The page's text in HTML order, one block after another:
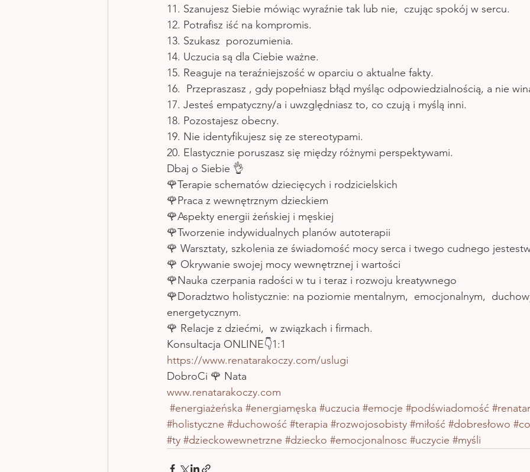
11. Szanujesz Siebie mówiąc wyraźnie tak lub nie,  czując spokój w sercu.
12. Potrafisz iść na kompromis.
13. Szukasz  porozumienia.
14. Uczucia są dla Ciebie ważne.
15. Reaguje na teraźniejszość w oparciu o aktualne fakty.
16.  Przepraszasz , gdy popełniasz błąd myśląc odpowiedzialnością, a nie
17. Jesteś empatyczny/a i uwzględniasz to, co czują i myślą inni.
18. Pozostajesz obecny.
19. Nie identyfikujesz się ze stereotypami.
20. Elastycznie poruszasz się między różnymi perspektywami.
Dbaj o Siebie 👌
🌹Terapie schematów dziecięcych i rodzicielskich
🌹Praca z wewnętrznym dzieckiem
🌹Aspekty energii żeńskiej i męskiej
🌹Tworzenie indywidualnych planów autoterapii
🌹 Warsztaty, szkolenia ze świadomość mocy serca i twego cudnego
🌹 Okrywanie swojej mocy wewnętrznej i wartości
🌹Nauka czerpania radości w tu i teraz i rozwoju kreatywnego
🌹Doradztwo holistycznie: na poziomie mentalnym,  emocjonalnym,
energetycznym.
🌹 Relacje z dziećmi,  w związkach i firmach.
Konsultacja ONLINE👇1:1
https://www.renatarakoczy.com/uslugi
DobroCi 🌹 Nata
www.renatarakoczy.com
#energiażeńska #energiamęska #uczucia #emocje #podświadomość
#holistyczne #duchowość #terapia #rozwojosobisty #miłość #dobresłowo
#ty #dzieckowewnetrzne #dziecko #emocjonalnosc #uczycie #myśli